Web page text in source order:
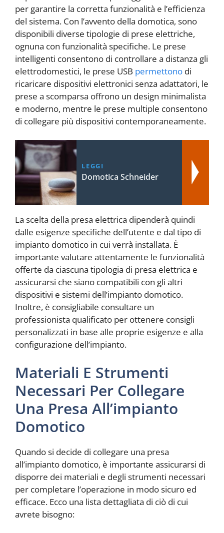
per garantire la corretta funzionalità e l’efficienza
del sistema. Con l’avvento della domotica, sono
disponibili diverse tipologie di prese elettriche,
ognuna con funzionalità specifiche. Le prese
intelligenti consentono di controllare a distanza gli
elettrodomestici, le prese USB permettono di
ricaricare dispositivi elettronici senza adattatori, le
prese a scomparsa offrono un design minimalista
e moderno, mentre le prese multiple consentono
di collegare più dispositivi contemporaneamente.
LEGGI
Domotica Schneider
La scelta della presa elettrica dipenderà quindi
dalle esigenze specifiche dell’utente e dal tipo di
impianto domotico in cui verrà installata. È
importante valutare attentamente le funzionalità
offerte da ciascuna tipologia di presa elettrica e
assicurarsi che siano compatibili con gli altri
dispositivi e sistemi dell’impianto domotico.
Inoltre, è consigliabile consultare un
professionista qualificato per ottenere consigli
personalizzati in base alle proprie esigenze e alla
configurazione dell’impianto.
Materiali E Strumenti
Necessari Per Collegare
Una Presa All’impianto
Domotico
Quando si decide di collegare una presa
all’impianto domotico, è importante assicurarsi di
disporre dei materiali e degli strumenti necessari
per completare l’operazione in modo sicuro ed
efficace. Ecco una lista dettagliata di ciò di cui
avrete bisogno: